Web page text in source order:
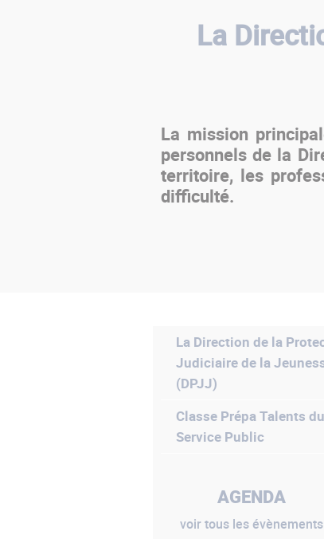
La
La mission
personnels de la
territoire, les
difficulté.
La Direction de la
Judiciaire de la
(DPJJ)
Classe Prépa Talents du
Service Public
AGENDA
voir tous les évènements